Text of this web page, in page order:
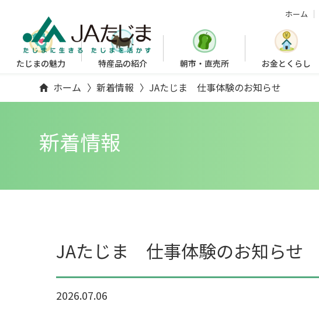
ホーム
たじまの魅力 特産品の紹介 朝市・直売所 お金とくらし
ホーム 新着情報 JAたじま 仕事体験のお知らせ
新着情報
JAたじま 仕事体験のお知らせ
2026.07.06